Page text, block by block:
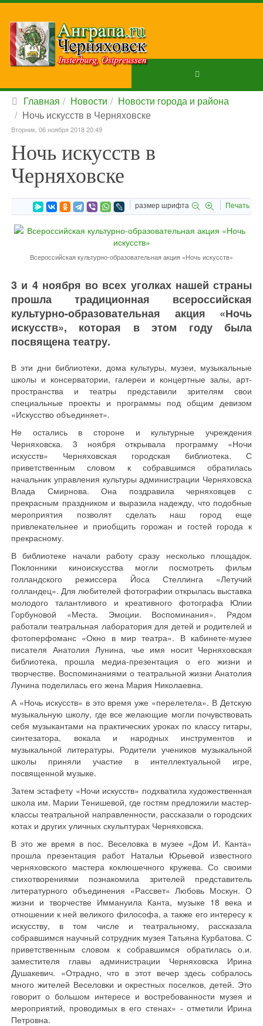
Главная Новости
Новости города и района
Ночь искусств в Черняховске
Вторник, 06 ноября 2018 20:49
Ночь искусств в
Черняховске
размер шрифта Печать
Всероссийская культурно-образовательная акция «Ночь искусств»
3 и 4 ноября во всех уголках нашей страны
прошла традиционная всероссийская
культурно-образовательная акция «Ночь
искусств», которая в этом году была
посвящена театру.
В эти дни библиотеки, дома культуры, музеи, музыкальные
школы и консерватории, галереи и концертные залы, арт-
пространства и театры представили зрителям свои
специальные проекты и программы под общим девизом
«Искусство объединяет».
Не остались в стороне и культурные учреждения
Черняховска. 3 ноября открывала программу «Ночи
искусств» Черняховская городская библиотека. С
приветственным словом к собравшимся обратилась
начальник управления культуры администрации Черняховска
Влада Смирнова. Она поздравила черняховцев с
прекрасным праздником и выразила надежду, что подобные
мероприятия позволят сделать наш город еще
привлекательнее и приобщить горожан и гостей города к
прекрасному.
В библиотеке начали работу сразу несколько площадок.
Поклонники киноискусства могли посмотреть фильм
голландского режиссера Йоса Стеллинга «Летучий
голландец». Для любителей фотографии открылась выставка
молодого талантливого и креативного фотографа Юлии
Горбуновой «Места. Эмоции. Воспоминания». Рядом
работали театральная лаборатория для детей и родителей и
фотоперфоманс «Окно в мир театра». В кабинете-музее
писателя Анатолия Лунина, чье имя носит Черняховская
библиотека, прошла медиа-презентация о его жизни и
творчестве. Воспоминаниями о театральной жизни Анатолия
Лунина поделилась его жена Мария Николаевна.
А «Ночь искусств» в это время уже «перелетела». В Детскую
музыкальную школу, где все желающие могли почувствовать
себя музыкантами на практических уроках по классу гитары,
синтезатора, вокала и народных инструментов и
музыкальной литературы. Родители учеников музыкальной
школы приняли участие в интеллектуальной игре,
посвященной музыке.
Затем эстафету «Ночи искусств» подхватила художественная
школа им. Марии Тенишевой, где гостям предложили мастер-
классы театральной направленности, рассказали о городских
котах и других уличных скульптурах Черняховска.
В это же время в пос. Веселовка в музее «Дом И. Канта»
прошла презентация работ Натальи Юрьевой известного
черняховского мастера коклюшечного кружева. Со своими
стихотворениями познакомила зрителей представитель
литературного объединения «Рассвет» Любовь Москун. О
жизни и творчестве Иммануила Канта, музыке 18 века и
отношении к ней великого философа, а также его интересу к
искусству, в том числе и театральному, рассказала
собравшимся научный сотрудник музея Татьяна Курбатова. С
приветственным словом к собравшимся обратилась о.и.
заместителя главы администрации Черняховска Ирина
Душакевич. «Отрадно, что в этот вечер здесь собралось
много жителей Веселовки и окрестных поселков, детей. Это
говорит о большом интересе и востребованности музея и
мероприятий, проводимых в его стенах» - отметили Ирина
Петровна.